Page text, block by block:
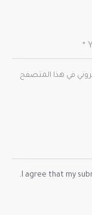
في هذا المتصفح
I agree that my